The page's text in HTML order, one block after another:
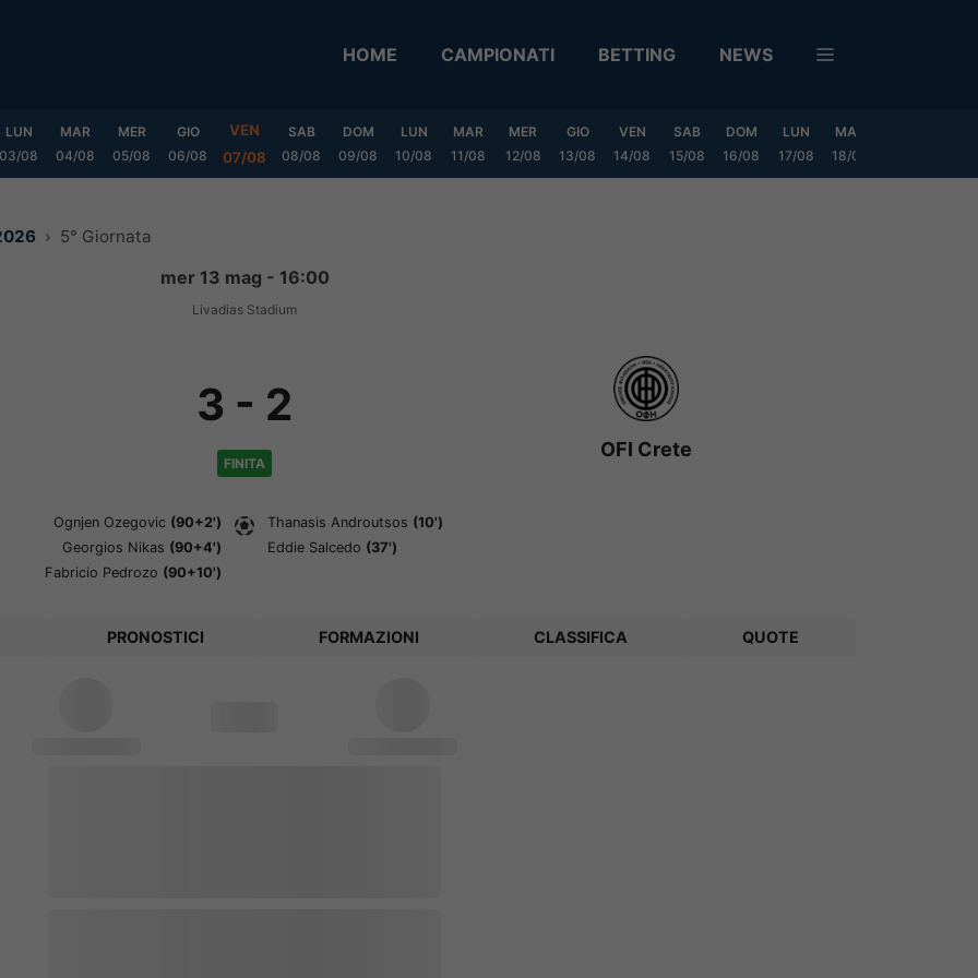
HOME CAMPIONATI BETTING NEWS
LUN
03/08
MAR
04/08
MER
05/08
GIO
06/08
VEN
07/08
SAB
08/08
DOM
09/08
LUN
10/08
MAR
11/08
MER
12/08
GIO
13/08
VEN
14/08
SAB
15/08
DOM
16/08
LUN
17/08
MAR
18/08
5° Giornata
mer 13 mag - 16:00
Livadias Stadium
3 - 2
FINITA
OFI Crete
Ognjen Ozegovic (90+2')
Georgios Nikas (90+4')
Fabricio Pedrozo (90+10')
Thanasis Androutsos (10')
Eddie Salcedo (37')
PRONOSTICI FORMAZIONI CLASSIFICA QUOTE